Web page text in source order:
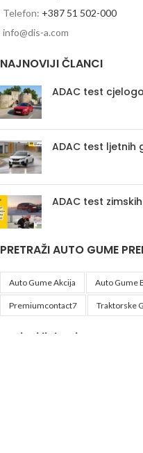
Telefon: +387 51 502-000
info@dis-a.com
NAJNOVIJI ČLANCI
ADAC test
ADAC test ljetnih
ADAC test
PRETRAŽI AUTO GUME
Auto Gume Akcija Auto Gume
Premiumcontact7 Traktorske
Korisni linkovi